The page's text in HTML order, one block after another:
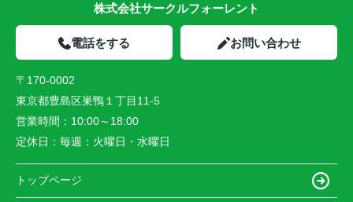
株式会社サークルフォーレント
電話をする お問い合わせ
〒170-0002
東京都豊島区巣鴨１丁目11-5
営業時間： 10:00～18:00
定休日： 毎週：火曜日・水曜日
トップページ